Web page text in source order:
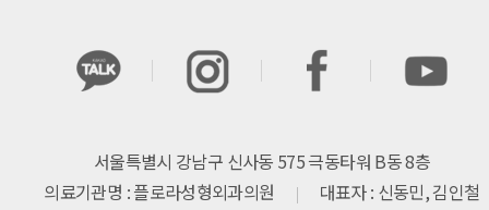
서울특별시 강남구 신사동 575 극동타워 B동 8층
의료기관명 : 플로라성형외과의원
대표자 : 신동민, 김인철